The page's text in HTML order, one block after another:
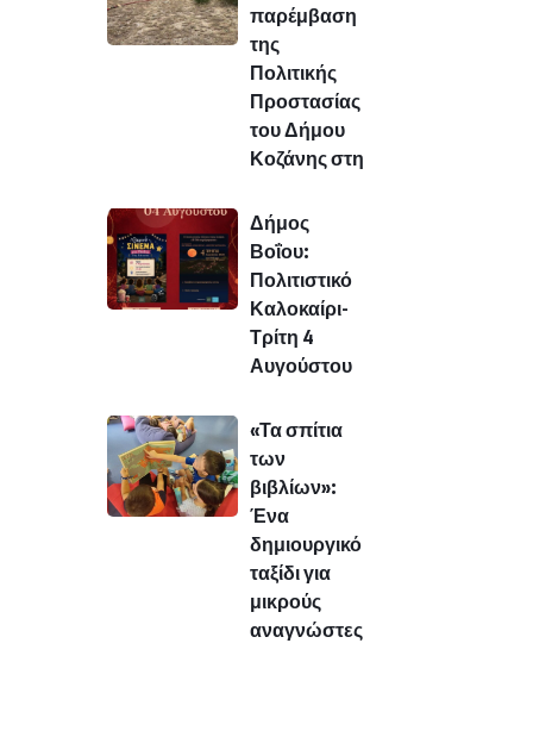
παρέμβαση
της
Πολιτικής
Προστασίας
του Δήμου
Κοζάνης στη
Δήμος
Βοΐου:
Πολιτιστικό
Καλοκαίρι-
Τρίτη 4
Αυγούστου
«Τα σπίτια
των
βιβλίων»:
Ένα
δημιουργικό
ταξίδι για
μικρούς
αναγνώστες